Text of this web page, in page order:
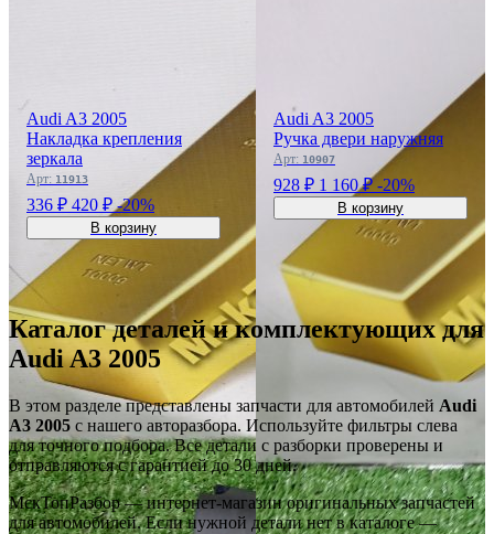
OEM: 8P0955557, AP8P095
GRA8P095
Audi A3 2005
Накладка крепления
зеркала
Арт: 11913
336 ₽ 420 ₽-20%
В корзину
Audi A3 2005
Ручка двери наружняя
Арт: 10907
928 ₽ 1 160 ₽-20%
В корзину
Каталог деталей и комплектующих для
Audi A3 2005
В этом разделе представлены запчасти для автомобилей Audi
A3 2005 с нашего авторазбора. Используйте фильтры слева
для точного подбора. Все детали с разборки проверены и
отправляются с гарантией до 30 дней.
МскТопРазбор — интернет-магазин оригинальных запчастей
для автомобилей. Если нужной детали нет в каталоге —